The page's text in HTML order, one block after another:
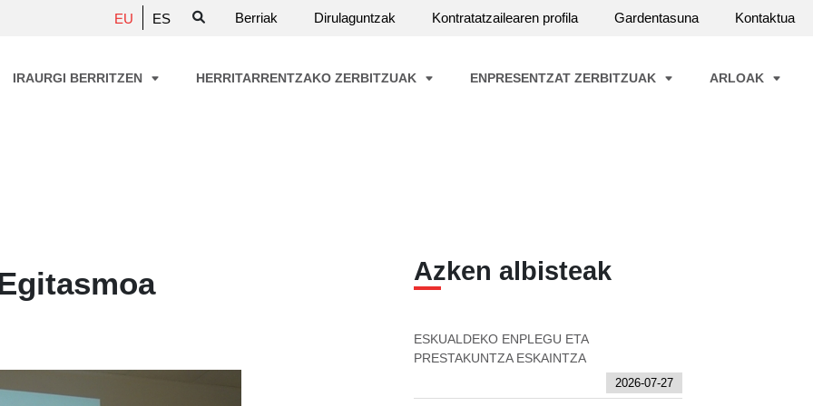
EU ES Berriak Dirulaguntzak Kontratatzailearen profila Gardentasuna Kontaktua
IRAURGI BERRITZEN HERRITARRENTZAKO ZERBITZUAK ENPRESENTZAT ZERBITZUAK ARLOAK
Azken albisteak
ESKUALDEKO ENPLEGU ETA
PRESTAKUNTZA ESKAINTZA
2026-07-27